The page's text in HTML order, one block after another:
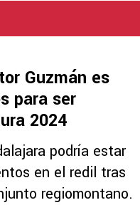
Guzmán es
para ser
2024
podría estar
en el redil tras
regiomontano.